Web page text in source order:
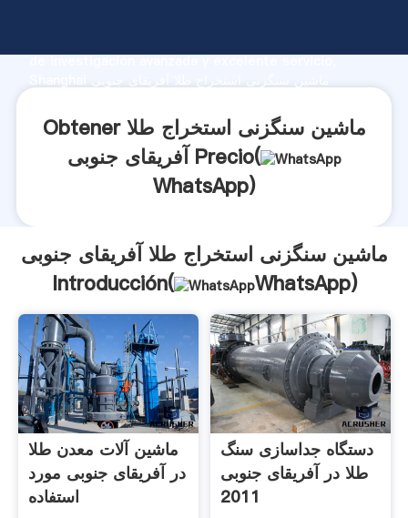
de investigación avanzada y excelente servicio,
clientes.
Obtener ماشین سنگزنی استخراج طلا
آفریقای جنوبی Precio(
WhatsApp)
ماشین سنگزنی استخراج طلا آفریقای جنوبی
Introducción(
WhatsApp)
ماشین آلات معدن طلا
در آفریقای جنوبی مورد
استفاده
دستگاه جداسازی سنگ
طلا در آفریقای جنوبی
2011